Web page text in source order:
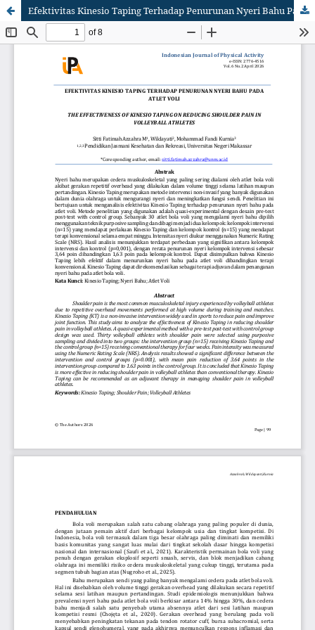
Efektivitas Kinesio Taping Terhadap Penurunan Nyeri Bahu Pada Atlet Voli